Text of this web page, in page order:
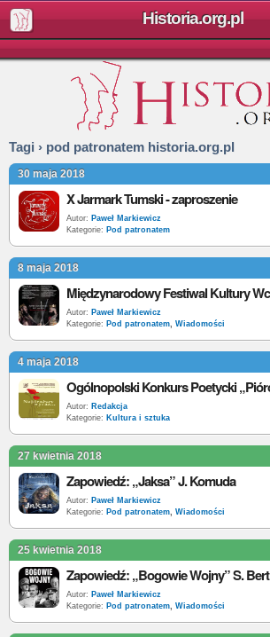
Historia.org.pl
Tagi › pod patronatem historia.org.pl
30 maja 2018
X Jarmark Tumski - zaproszenie
Autor: Paweł Markiewicz
Kategorie: Pod patronatem
8 maja 2018
Autor: Paweł Markiewicz
Kategorie: Pod patronatem, Wiadomości
4 maja 2018
Ogólnopolski Konkurs Poetycki
Autor: Redakcja
Kategorie: Kultura i sztuka
27 kwietnia 2018
Zapowiedź: „Jaksa” J. Komuda
Autor: Paweł Markiewicz
Kategorie: Pod patronatem, Wiadomości
25 kwietnia 2018
Zapowiedź: „Bogowie Wojny” S.
Autor: Paweł Markiewicz
Kategorie: Pod patronatem, Wiadomości